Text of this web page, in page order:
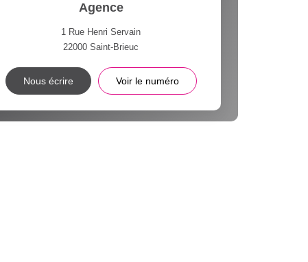
Agence
1 Rue Henri Servain
22000Saint-Brieuc
Nous écrire Voir le numéro